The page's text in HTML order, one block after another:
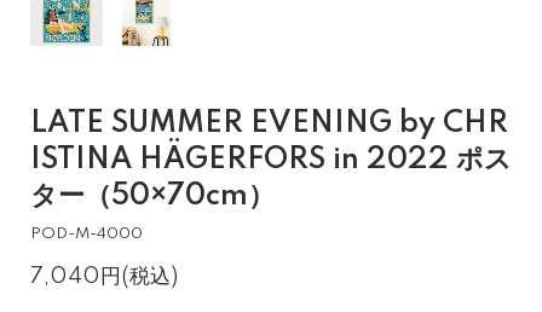
LATE SUMMER EVENING by CHR
ISTINA HÄGERFORS in 2022 ポス
ター（50×70cm）
POD-M-4000
7,040円(税込)